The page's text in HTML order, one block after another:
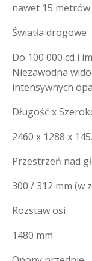
nawet 15 metrów
Światła drogowe
Do 100 000 cd i
Niezawodna
intensywnych
Długość x
2460 x 1288 x
Przestrzeń nad
300 / 312 mm (w
Rozstaw osi
1480 mm